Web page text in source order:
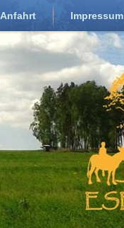
Anfahrt Impressum